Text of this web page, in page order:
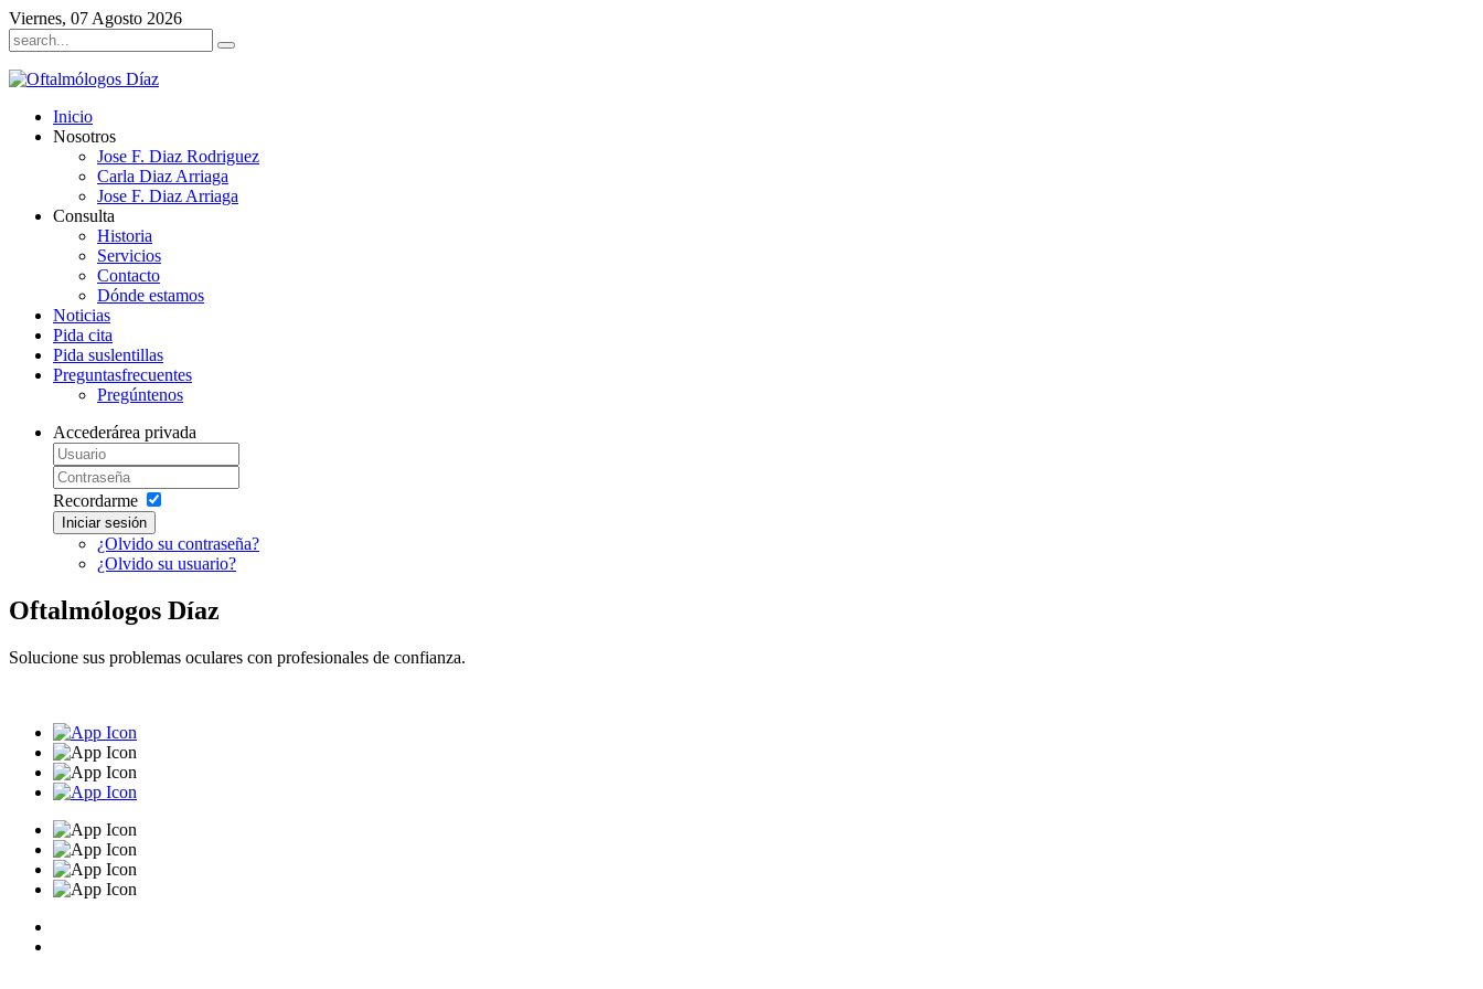
Viernes, 07 Agosto 2026
Inicio
Nosotros
Jose F. Diaz Rodriguez
Carla Diaz Arriaga
Jose F. Diaz Arriaga
Consulta
Historia
Servicios
Contacto
Dónde estamos
Noticias
Pida cita
Pida suslentillas
Preguntasfrecuentes
Pregúntenos
Accederárea privada
Recordarme
Iniciar sesión
¿Olvido su contraseña?
¿Olvido su usuario?
Oftalmólogos Díaz
Solucione sus problemas oculares con profesionales de confianza.